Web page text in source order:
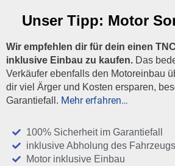
Unser Tipp: Motor
Wir empfehlen dir für dein einen
inklusive Einbau zu kaufen. Das
Verkäufer ebenfalls den Motoreinbau
dir viel Ärger und Kosten ersparen,
Garantiefall. Mehr erfahren…
100% Sicherheit im Garantiefall
inklusive Abholung des Fahrzeugs
Motor inklusive Einbau